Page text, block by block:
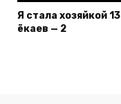
Я стала хозяйкой 13
ёкаев — 2